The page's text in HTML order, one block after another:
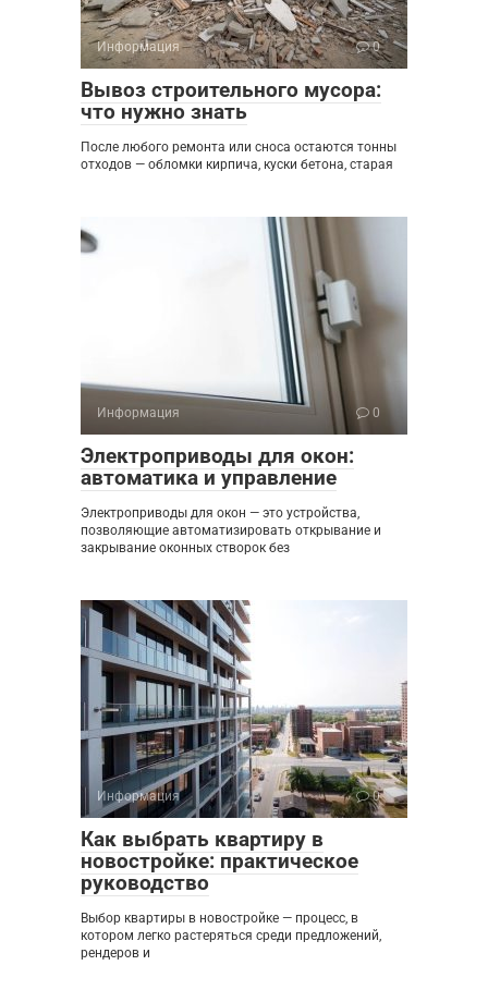
Информация 0
Вывоз строительного мусора:
что нужно знать
После любого ремонта или сноса остаются тонны
отходов — обломки кирпича, куски бетона, старая
Информация 0
Электроприводы для окон:
автоматика и управление
Электроприводы для окон — это устройства,
позволяющие автоматизировать открывание и
закрывание оконных створок без
Информация 0
Как выбрать квартиру в
новостройке: практическое
руководство
Выбор квартиры в новостройке — процесс, в
котором легко растеряться среди предложений,
рендеров и